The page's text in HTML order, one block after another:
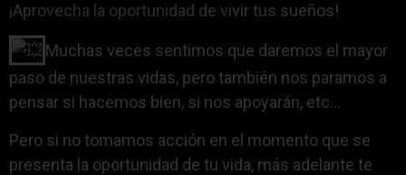
¡Aprovecha la oportunidad de vivir tus sueños!
Muchas veces sentimos que daremos el mayor
paso de nuestras vidas, pero también nos paramos a
pensar si hacemos bien, si nos apoyarán, etc…
Pero si no tomamos acción en el momento que se
presenta la oportunidad de tu vida, más adelante te